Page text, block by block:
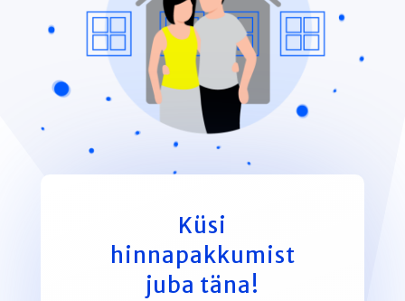
Küsi
hinnapakkumist
juba täna!